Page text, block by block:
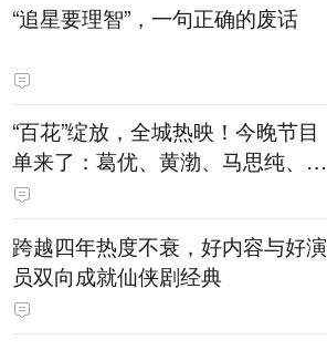
“追星要理智”，一句正确的废话
“百花”绽放，全城热映！今晚节目
单来了：葛优、黄渤、马思纯、刘
浩存、廖昌永、谭维维……
跨越四年热度不衰，好内容与好演
员双向成就仙侠剧经典